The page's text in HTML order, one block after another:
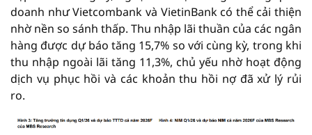
doanh như Vietcombank và VietinBank có thể cải thiện
nhờ nền so sánh thấp. Thu nhập lãi thuần của các ngân
hàng được dự báo tăng 15,7% so với cùng kỳ, trong khi
thu nhập ngoài lãi tăng 11,3%, chủ yếu nhờ hoạt động
dịch vụ phục hồi và các khoản thu hồi nợ đã xử lý rủi
ro.